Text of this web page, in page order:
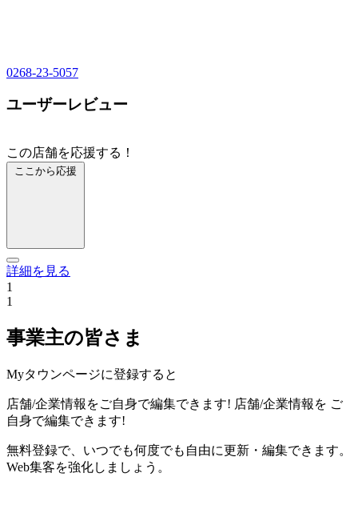
0268-23-5057
ユーザーレビュー
この店舗を応援する！
ここから応援
詳細を見る
1
1
事業主の皆さま
Myタウンページに登録すると
店舗/企業情報をご自身で編集できます! 店舗/企業情報を ご
自身で編集できます!
無料登録で、いつでも何度でも自由に更新・編集できます。
Web集客を強化しましょう。